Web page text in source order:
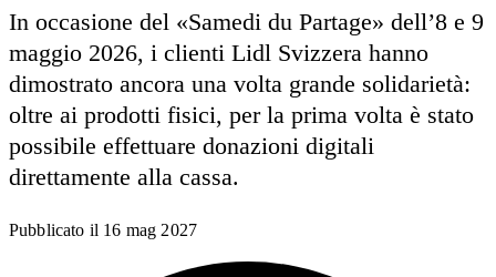
In occasione del «Samedi du Partage» dell’8 e 9
maggio 2026, i clienti Lidl Svizzera hanno
dimostrato ancora una volta grande solidarietà:
oltre ai prodotti fisici, per la prima volta è stato
possibile effettuare donazioni digitali
direttamente alla cassa.
Pubblicato il 16 mag 2027